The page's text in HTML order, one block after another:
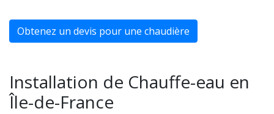
Obtenez un devis pour une chaudière
Installation de Chauffe-eau en
Île-de-France